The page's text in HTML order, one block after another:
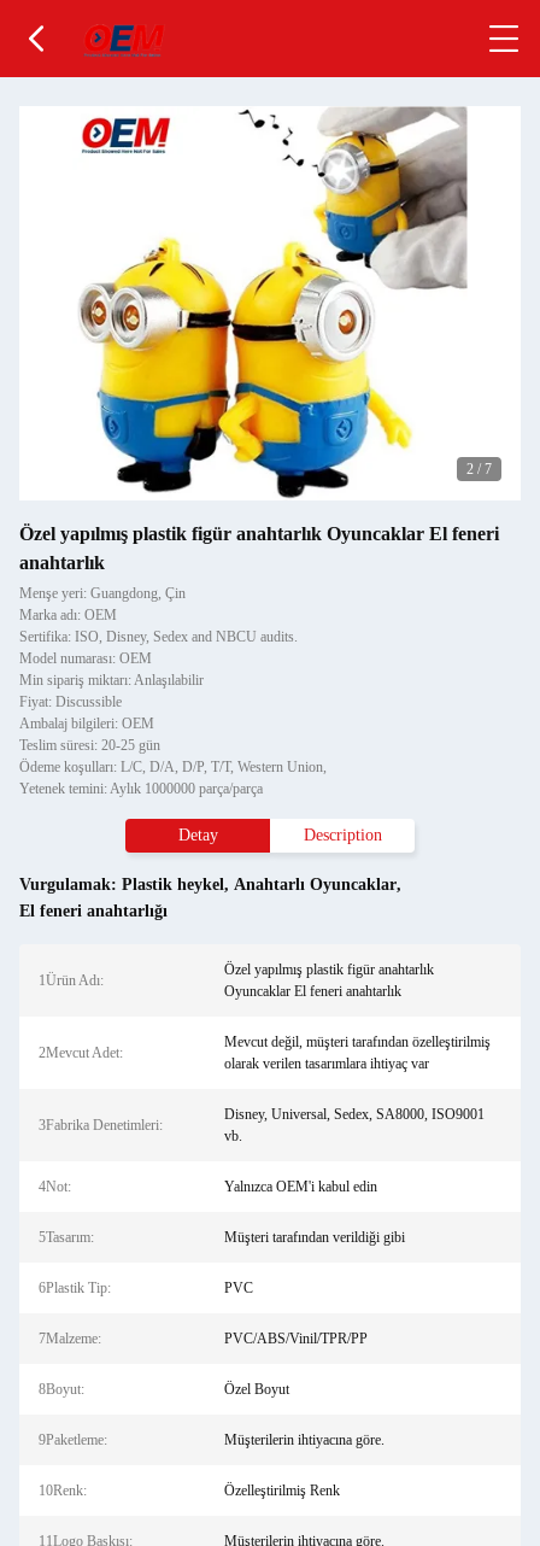
2 / 7
Özel yapılmış plastik figür anahtarlık Oyuncaklar El feneri
anahtarlık
Menşe yeri: Guangdong, Çin
Marka adı: OEM
Sertifika: ISO, Disney, Sedex and NBCU audits.
Model numarası: OEM
Min sipariş miktarı: Anlaşılabilir
Fiyat: Discussible
Ambalaj bilgileri: OEM
Teslim süresi: 20-25 gün
Ödeme koşulları: L/C, D/A, D/P, T/T, Western Union,
Yetenek temini: Aylık 1000000 parça/parça
Detay Description
Vurgulamak: Plastik heykel, Anahtarlı Oyuncaklar,
El feneri anahtarlığı
1Ürün Adı:
Özel yapılmış plastik figür anahtarlık
Oyuncaklar El feneri anahtarlık
2Mevcut Adet:
Mevcut değil, müşteri tarafından özelleştirilmiş
olarak verilen tasarımlara ihtiyaç var
3Fabrika Denetimleri:
Disney, Universal, Sedex, SA8000, ISO9001
vb.
4Not: Yalnızca OEM'i kabul edin
5Tasarım: Müşteri tarafından verildiği gibi
6Plastik Tip: PVC
7Malzeme: PVC/ABS/Vinil/TPR/PP
8Boyut: Özel Boyut
9Paketleme: Müşterilerin ihtiyacına göre.
10Renk: Özelleştirilmiş Renk
11Logo Baskısı: Müşterilerin ihtiyacına göre.